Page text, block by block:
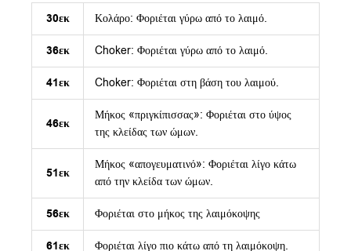
30εκ Κολάρο: Φοριέται γύρω από το λαιμό.
36εκ Choker: Φοριέται γύρω από το λαιμό.
41εκ Choker: Φοριέται στη βάση του λαιμού.
46εκ
Μήκος «πριγκίπισσας»: Φοριέται στο ύψος
της κλείδας των ώμων.
51εκ
Μήκος «απογευματινό»: Φοριέται λίγο κάτω
από την κλείδα των ώμων.
56εκ Φοριέται στο μήκος της λαιμόκοψης
61εκ Φοριέται λίγο πιο κάτω από τη λαιμόκοψη.